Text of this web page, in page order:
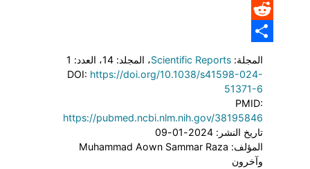
Copy
Link
Reddit
Share
المجلة: Scientific Reports، المجلد: 14
، العدد: 1
DOI: https://doi.org/10.1038/s41598-024-
51371-6
PMID:
https://pubmed.ncbi.nlm.nih.gov/38195846
تاريخ النشر: 2024-01-09
المؤلف: Muhammad Aown Sammar Raza
وآخرون